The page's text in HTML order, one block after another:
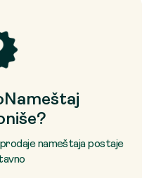
nameštaja postaje